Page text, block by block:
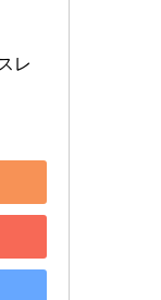
レ